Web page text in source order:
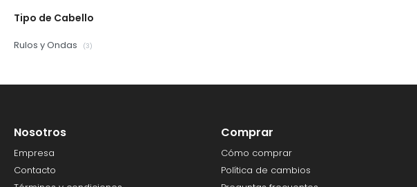
Tipo de Cabello
Rulos y Ondas (3)
Nosotros
Empresa
Contacto
Comprar
Cómo comprar
Política de cambios